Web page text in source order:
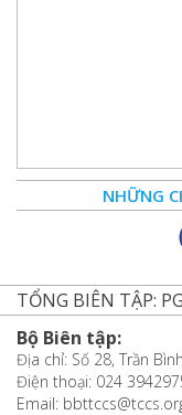
NHỮNG
TỔNG BIÊN TẬP:
Bộ Biên tập:
Địa chỉ: Số 28, Trần
Điện thoại: 024
Email: